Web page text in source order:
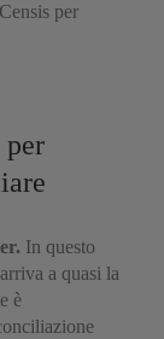
per
In questo
a quasi la
è